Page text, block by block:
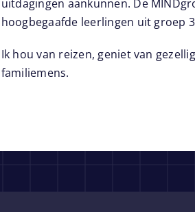
uitdagingen aankunnen. De
hoogbegaafde leerlingen uit groep
Ik hou van reizen, geniet van
familiemens.